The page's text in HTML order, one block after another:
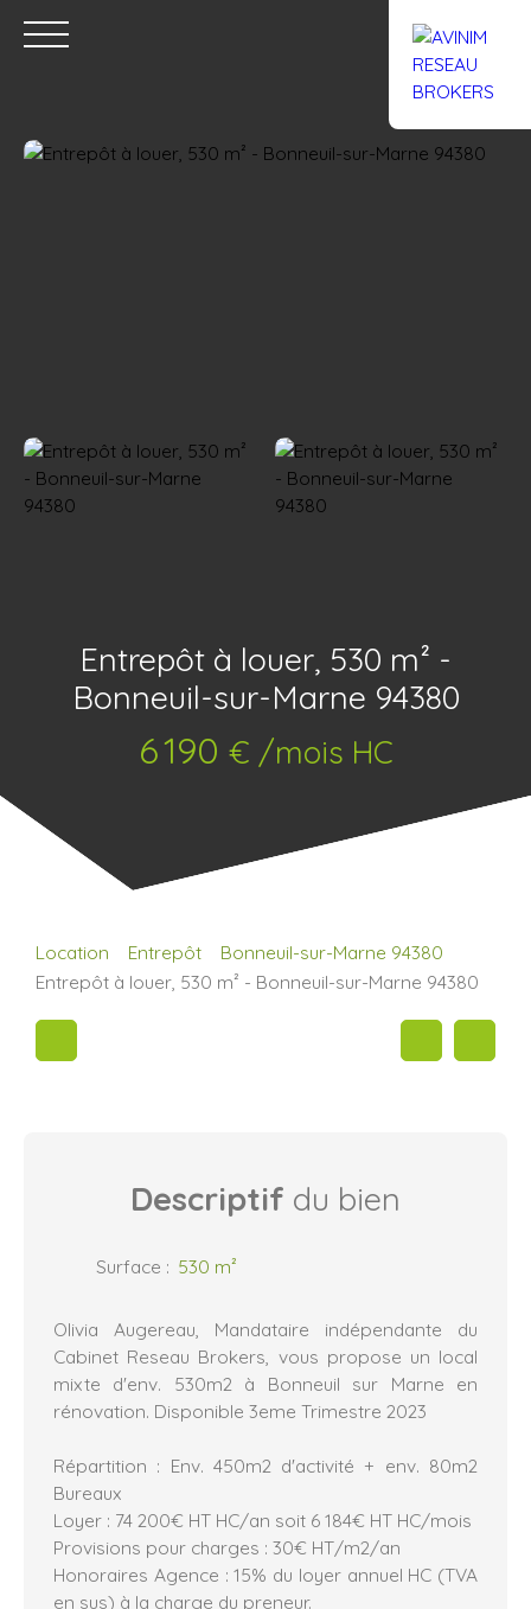
Entrepôt à louer, 530 m² -
Bonneuil-sur-Marne 94380
6 190 € /mois HC
Location Entrepôt
Bonneuil-sur-Marne 94380
Entrepôt à louer, 530 m² - Bonneuil-sur-Marne 94380
Descriptif du bien
Surface : 530 m²
Olivia Augereau, Mandataire indépendante du
Cabinet Reseau Brokers, vous propose un local
mixte d'env. 530m2 à Bonneuil sur Marne en
rénovation. Disponible 3eme Trimestre 2023
Répartition : Env. 450m2 d'activité + env. 80m2
Bureaux
Loyer : 74 200€ HT HC/an soit 6 184€ HT HC/mois
Provisions pour charges : 30€ HT/m2/an
Honoraires Agence : 15% du loyer annuel HC (TVA
en sus) à la charge du preneur.